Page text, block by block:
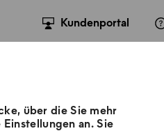
Kontakt
Kundenportal
über die Sie mehr
an. Sie